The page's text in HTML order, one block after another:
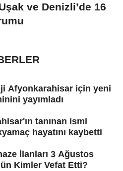
ve Denizli’de 16
Afyonkarahisar için yeni
yayımladı
tanınan ismi
hayatını kaybetti
İlanları 3 Ağustos
Kimler Vefat Etti?